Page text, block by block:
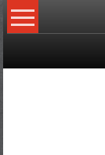
Saltar
al